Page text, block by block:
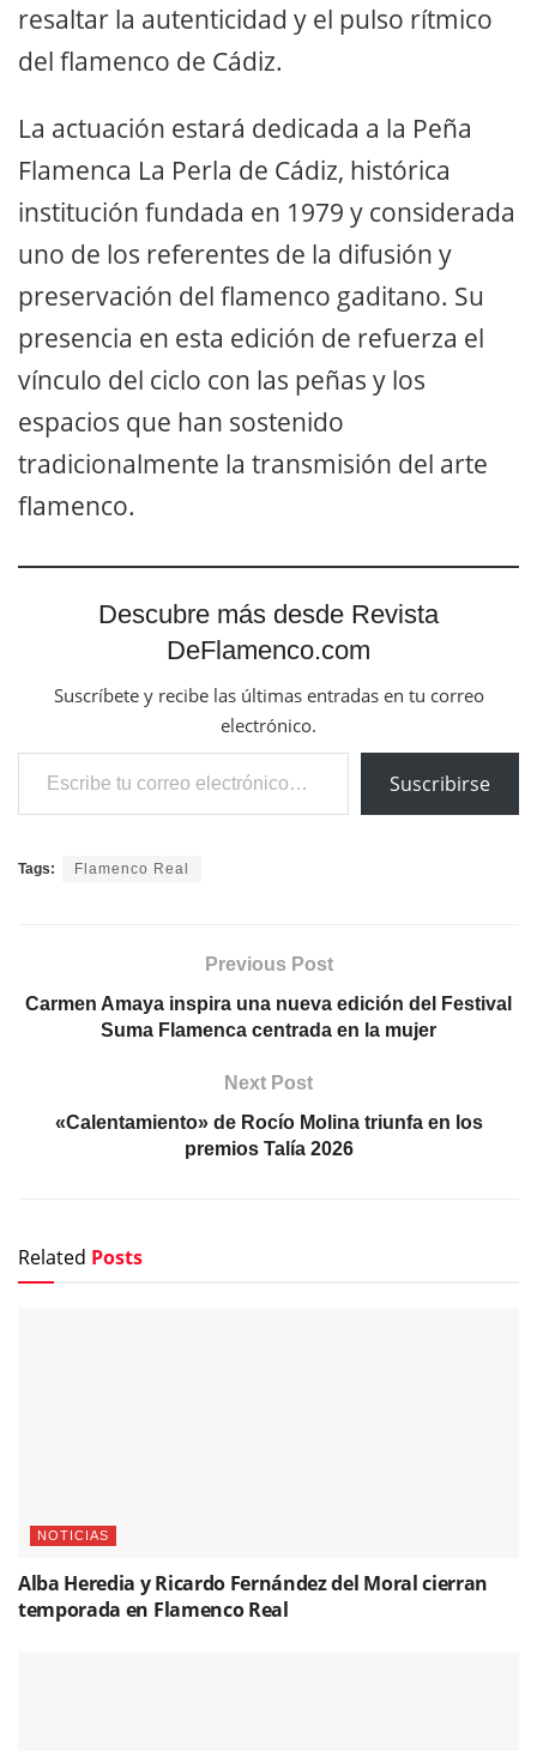
resaltar la autenticidad y el pulso rítmico
del flamenco de Cádiz.
La actuación estará dedicada a la Peña
Flamenca La Perla de Cádiz, histórica
institución fundada en 1979 y considerada
uno de los referentes de la difusión y
preservación del flamenco gaditano. Su
presencia en esta edición de refuerza el
vínculo del ciclo con las peñas y los
espacios que han sostenido
tradicionalmente la transmisión del arte
flamenco.
Descubre más desde Revista
DeFlamenco.com
Suscríbete y recibe las últimas entradas en tu correo
electrónico.
Escribe tu correo electrónico…
Suscribirse
Tags: Flamenco Real
Previous Post
Carmen Amaya inspira una nueva edición del Festival
Suma Flamenca centrada en la mujer
Next Post
«Calentamiento» de Rocío Molina triunfa en los
premios Talía 2026
Related Posts
NOTICIAS
Alba Heredia y Ricardo Fernández del Moral cierran
temporada en Flamenco Real